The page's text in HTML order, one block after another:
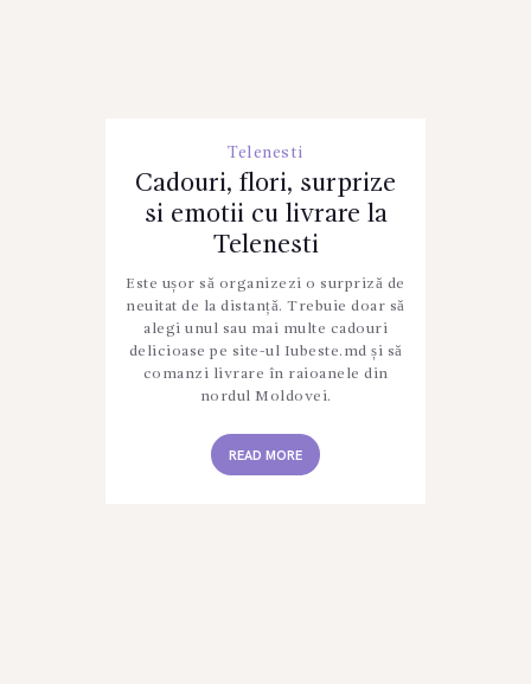
Telenesti
Cadouri, flori, surprize
si emotii cu livrare la
Telenesti
Este ușor să organizezi o surpriză de
neuitat de la distanță. Trebuie doar să
alegi unul sau mai multe cadouri
delicioase pe site-ul Iubeste.md și să
comanzi livrare în raioanele din
nordul Moldovei.
READ MORE